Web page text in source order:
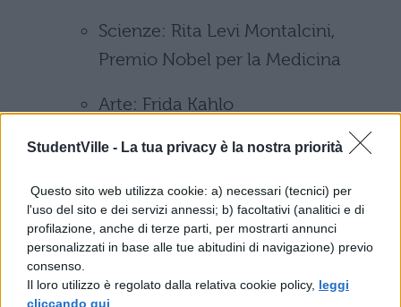
StudentVille - La tua privacy è la nostra priorità
Questo sito web utilizza cookie: a) necessari (tecnici) per
l'uso del sito e dei servizi annessi; b) facoltativi (analitici e di
profilazione, anche di terze parti, per mostrarti annunci
personalizzati in base alle tue abitudini di navigazione) previo
consenso.
Il loro utilizzo è regolato dalla relativa cookie policy, leggi
cliccando qui
Scienze: Rita Levi Montalcini,
Premio Nobel per la Medicina
Arte: Frida Kahlo
L’ambiente
Geografia: Il Giappone e il
Protocollo di Kyoto
Chernobyl